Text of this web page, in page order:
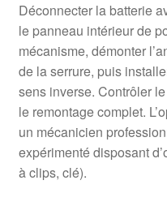
Déconnecter la batterie
le panneau intérieur de
mécanisme, démonter
de la serrure, puis
sens inverse. Contrôler
le remontage complet.
un mécanicien
expérimenté disposant
à clips, clé).